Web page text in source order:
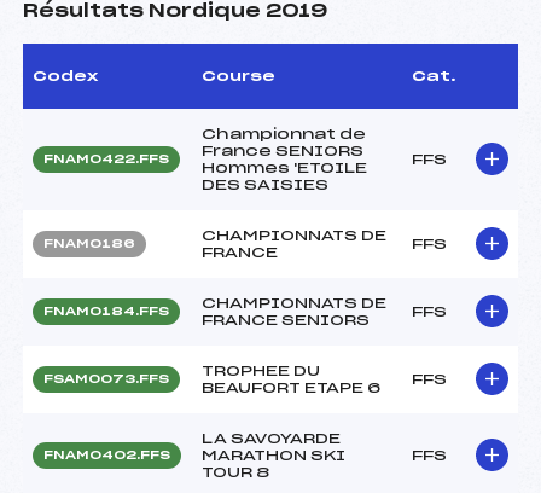
Résultats Nordique 2019
Codex Course Cat.
FNAM0422.FFS
Championnat de
France SENIORS
Hommes 'ETOILE
DES SAISIES
FFS
FNAM0186
CHAMPIONNATS DE
FRANCE
FFS
FNAM0184.FFS
CHAMPIONNATS DE
FRANCE SENIORS
FFS
FSAM0073.FFS
TROPHEE DU
BEAUFORT ETAPE 6
FFS
FNAM0402.FFS
LA SAVOYARDE
MARATHON SKI
TOUR 8
FFS